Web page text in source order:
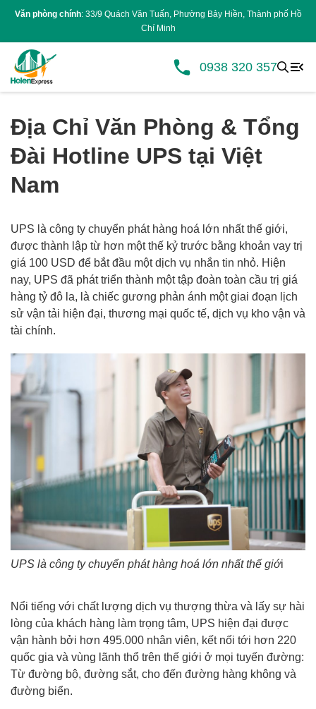
Văn phòng chính: 33/9 Quách Văn Tuấn, Phường Bảy Hiền, Thành phố Hồ
Chí Minh
0938 320 357
Địa Chỉ Văn Phòng & Tổng
Đài Hotline UPS tại Việt
Nam
UPS là công ty chuyển phát hàng hoá lớn nhất thế giới,
được thành lập từ hơn một thế kỷ trước bằng khoản vay trị
giá 100 USD để bắt đầu một dịch vụ nhắn tin nhỏ. Hiện
nay, UPS đã phát triển thành một tập đoàn toàn cầu trị giá
hàng tỷ đô la, là chiếc gương phản ánh một giai đoạn lịch
sử vận tải hiện đại, thương mại quốc tế, dịch vụ kho vận và
tài chính.
UPS là công ty chuyển phát hàng hoá lớn nhất thế giới
Nổi tiếng với chất lượng dịch vụ thượng thừa và lấy sự hài
lòng của khách hàng làm trọng tâm, UPS hiện đại được
vận hành bởi hơn 495.000 nhân viên, kết nối tới hơn 220
quốc gia và vùng lãnh thổ trên thế giới ở mọi tuyến đường:
Từ đường bộ, đường sắt, cho đến đường hàng không và
đường biển.